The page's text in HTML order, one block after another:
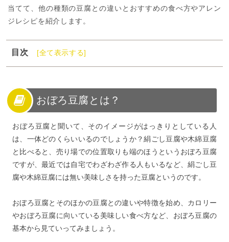
当てて、他の種類の豆腐との違いとおすすめの食べ方やアレン
ジレシピを紹介します。
目次
[全て表示する]
1
おぼろ豆腐とは？
3
おぼろ豆腐と木綿豆腐の違い
4
おぼろ豆腐の作り方
5
おぼろ豆腐のアレンジレシピ22選
6
おぼろ豆腐の繊細な味わいを楽しもう！
おぼろ豆腐とは？
おぼろ豆腐と聞いて、そのイメージがはっきりとしている人
は、一体どのくらいいるのでしょうか？絹ごし豆腐や木綿豆腐
と比べると、売り場での位置取りも端のほうというおぼろ豆腐
ですが、最近では自宅でわざわざ作る人もいるなど、絹ごし豆
腐や木綿豆腐には無い美味しさを持った豆腐というのです。
おぼろ豆腐とそのほかの豆腐との違いや特徴を始め、カロリー
やおぼろ豆腐に向いている美味しい食べ方など、おぼろ豆腐の
基本から見ていってみましょう。